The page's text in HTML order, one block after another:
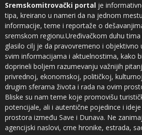
Sremskomitrovački portal je
tipa, kreirano u nameri da na jednom
informacije, teme i reportaže o
sremskom regionu.Uređivačkom duhu
glasilo cilj je da pravovremeno i objektivno
svim informacijama i aktuelnostima, kako
doprineli boljem razumevanju važnijih
privrednoj, ekonomskoj, političkoj,
drugim sferama života i rada na ovim
Bliske su nam teme koje promovišu
potencijale, ali i autentične pojedince i
prostora između Save i Dunava. Ne
agencijski naslovi, crne hronike, estrada,